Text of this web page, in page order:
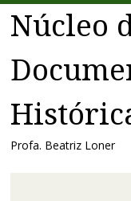
Núcleo
Profa. Beatriz Loner